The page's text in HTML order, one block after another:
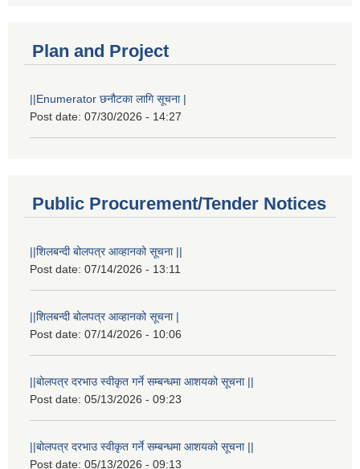
Plan and Project
||Enumerator छनौटका लागि सूचना |
Post date: 07/30/2026 - 14:27
Public Procurement/Tender Notices
||शिलबन्दी बोलपत्र आव्हानको सूचना ||
Post date: 07/14/2026 - 13:11
||शिलबन्दी बोलपत्र आव्हानको सूचना |
Post date: 07/14/2026 - 10:06
||बोलपत्र दरभाउ स्वीकृत गर्ने सम्बन्धमा आशयको सूचना ||
Post date: 05/13/2026 - 09:23
||बोलपत्र दरभाउ स्वीकृत गर्ने सम्बन्धमा आशयको सूचना ||
Post date: 05/13/2026 - 09:13